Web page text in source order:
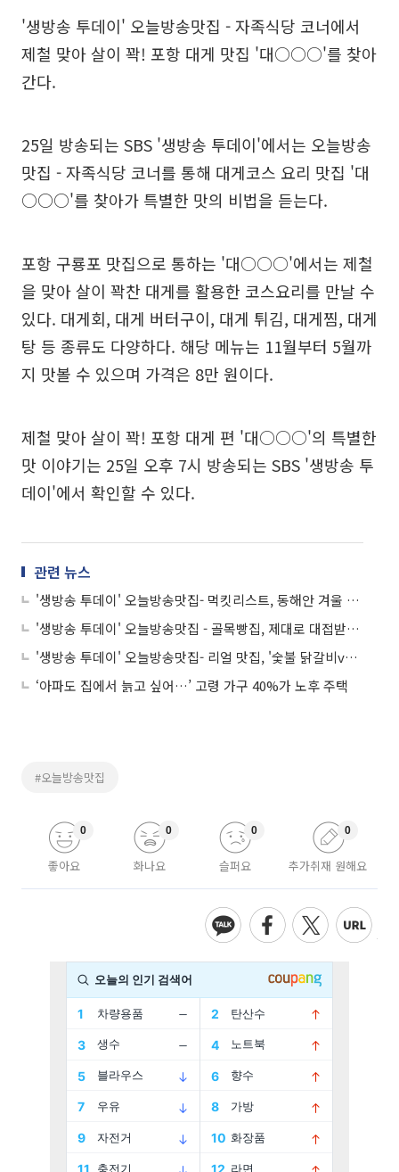
'생방송 투데이' 오늘방송맛집 - 자족식당 코너에서
제철 맞아 살이 꽉! 포항 대게 맛집 '대○○○'를 찾아
간다.
25일 방송되는 SBS '생방송 투데이'에서는 오늘방송
맛집 - 자족식당 코너를 통해 대게코스 요리 맛집 '대
○○○'를 찾아가 특별한 맛의 비법을 듣는다.
포항 구룡포 맛집으로 통하는 '대○○○'에서는 제철
을 맞아 살이 꽉찬 대게를 활용한 코스요리를 만날 수
있다. 대게회, 대게 버터구이, 대게 튀김, 대게찜, 대게
탕 등 종류도 다양하다. 해당 메뉴는 11월부터 5월까
지 맛볼 수 있으며 가격은 8만 원이다.
제철 맞아 살이 꽉! 포항 대게 편 '대○○○'의 특별한
맛 이야기는 25일 오후 7시 방송되는 SBS '생방송 투
데이'에서 확인할 수 있다.
관련 뉴스
'생방송 투데이' 오늘방송맛집- 먹킷리스트, 동해안 겨울 별미 장치 맛집 '동○○○'…대박 비결은?
'생방송 투데이' 오늘방송맛집 - 골목빵집, 제대로 대접받는 기분! 고급요리 같은 버거 '버○○'…수제버거 맛집 대박 비결은?
'생방송 투데이' 오늘방송맛집- 리얼 맛집, '숯불 닭갈비vs철판 닭갈비' 한 지붕 두 맛집 '명○○○○'…대박 비결은?
‘아파도 집에서 늙고 싶어…’ 고령 가구 40%가 노후 주택
#오늘방송맛집
좋아요
0
화나요
0
슬퍼요
0
추가취재 원해요
0